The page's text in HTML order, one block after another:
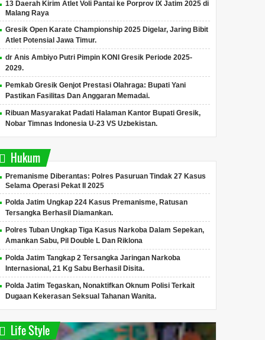
13 Daerah Kirim Atlet Voli Pantai ke Porprov IX Jatim 2025 di
Malang Raya
Gresik Open Karate Championship 2025 Digelar, Jaring Bibit
Atlet Potensial Jawa Timur.
dr Anis Ambiyo Putri Pimpin KONI Gresik Periode 2025-
2029.
Pemkab Gresik Genjot Prestasi Olahraga: Bupati Yani
Pastikan Fasilitas Dan Anggaran Memadai.
Ribuan Masyarakat Padati Halaman Kantor Bupati Gresik,
Nobar Timnas Indonesia U-23 VS Uzbekistan.
Hukum
Premanisme Diberantas: Polres Pasuruan Tindak 27 Kasus
Selama Operasi Pekat II 2025
Polda Jatim Ungkap 224 Kasus Premanisme, Ratusan
Tersangka Berhasil Diamankan.
Polres Tuban Ungkap Tiga Kasus Narkoba Dalam Sepekan,
Amankan Sabu, Pil Double L Dan Riklona
Polda Jatim Tangkap 2 Tersangka Jaringan Narkoba
Internasional, 21 Kg Sabu Berhasil Disita.
Polda Jatim Tegaskan, Nonaktifkan Oknum Polisi Terkait
Dugaan Kekerasan Seksual Tahanan Wanita.
Life Style